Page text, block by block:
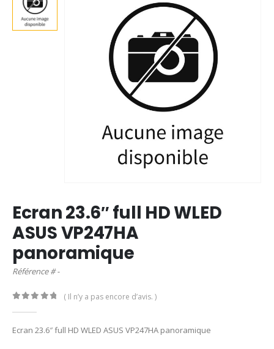
Ecran 23.6″ full HD WLED
ASUS VP247HA
panoramique
Référence # -
( Il n’y a pas encore d’avis. )
Ecran 23.6″ full HD WLED ASUS VP247HA panoramique